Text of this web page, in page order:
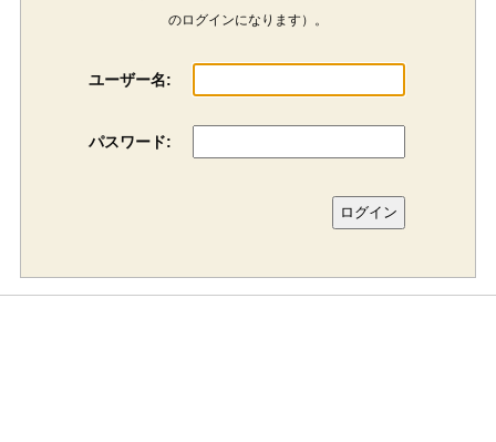
のログインになります）。
ユーザー名:
パスワード: